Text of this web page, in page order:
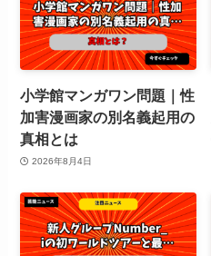
小学館マンガワン問題｜性
加害漫画家の別名義起用の
真相とは
2026年8月4日